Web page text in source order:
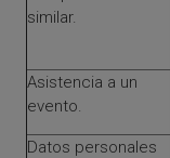
similar.
Asistencia a un
evento.
Datos personales